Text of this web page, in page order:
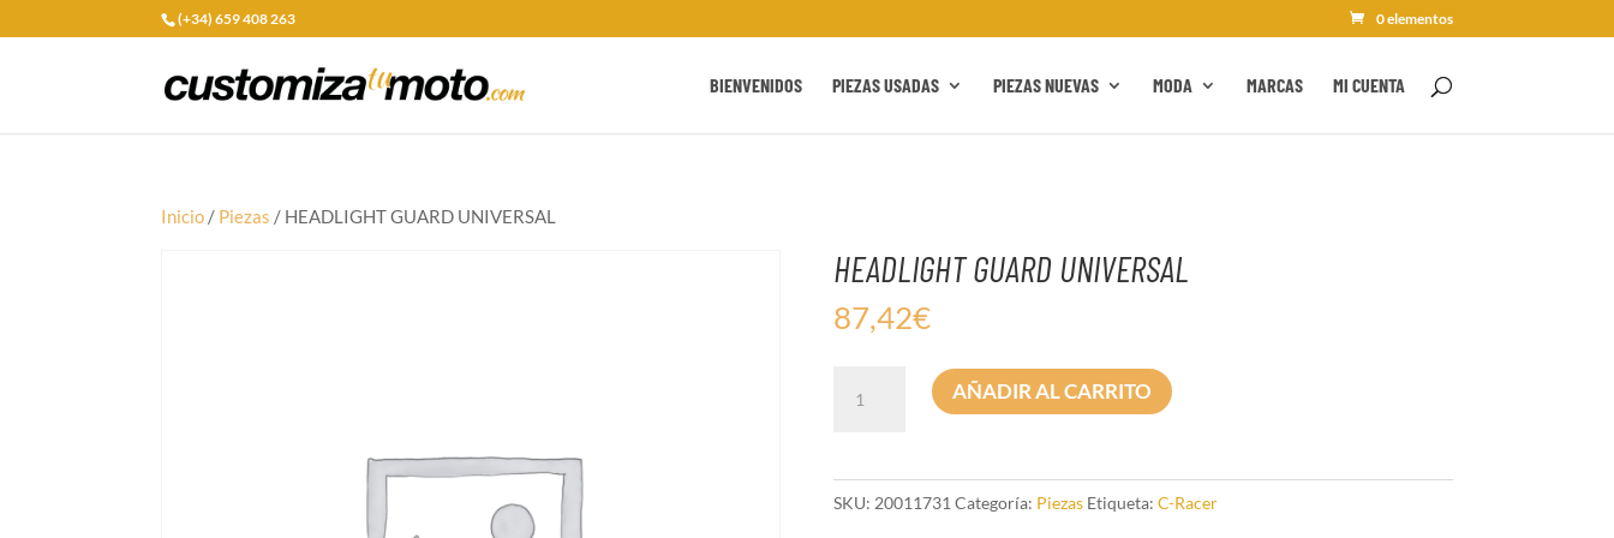
(+34) 659 408 263 0 elementos
BIENVENIDOS PIEZAS USADAS PIEZAS NUEVAS MODA MARCAS MI CUENTA
Inicio / Piezas / HEADLIGHT GUARD UNIVERSAL
HEADLIGHT GUARD UNIVERSAL
87,42€
HEADLIGHT
GUARD
AÑADIR AL CARRITO
SKU: 20011731 Categoría: Piezas Etiqueta: C-Racer